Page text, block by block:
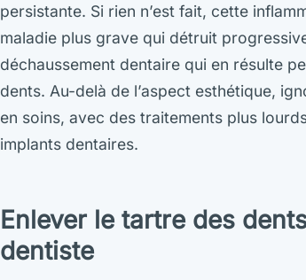
persistante. Si rien n’est fait, cette
maladie plus grave qui détruit
déchaussement dentaire qui en résulte
dents. Au-delà de l’aspect esthétique,
en soins, avec des traitements plus
implants dentaires.
Enlever le tartre des
dentiste